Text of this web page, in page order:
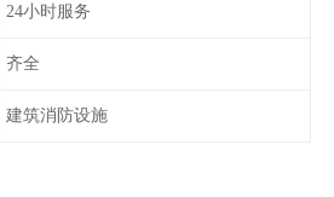
24小时服务
齐全
建筑消防设施